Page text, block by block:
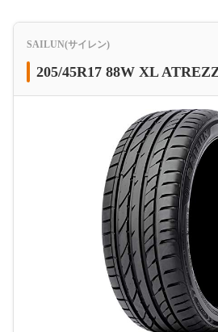
SAILUN(サイレン)
205/45R17 88W XL